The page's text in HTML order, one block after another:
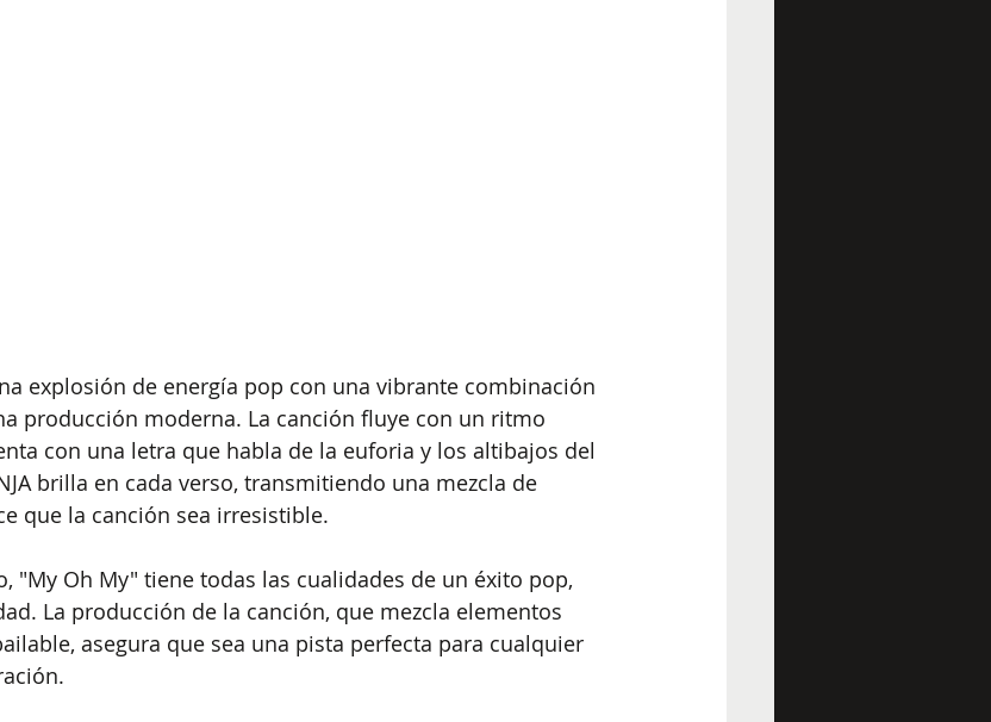
explosión de energía pop con una vibrante combinación
producción moderna. La canción fluye con un ritmo
con una letra que habla de la euforia y los altibajos del
brilla en cada verso, transmitiendo una mezcla de
que la canción sea irresistible.
"My Oh My" tiene todas las cualidades de un éxito pop,
La producción de la canción, que mezcla elementos
asegura que sea una pista perfecta para cualquier